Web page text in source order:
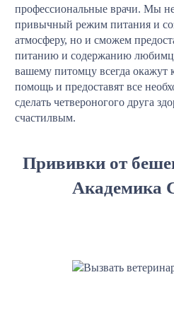
профессиональные врачи. Мы
привычный режим питания и
атмосферу, но и сможем
питанию и содержанию
вашему питомцу всегда
помощь и предоставят все
сделать четвероногого друга
счастилвым.
Прививки от
Академика